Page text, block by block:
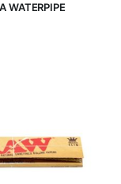
WATERPIPE